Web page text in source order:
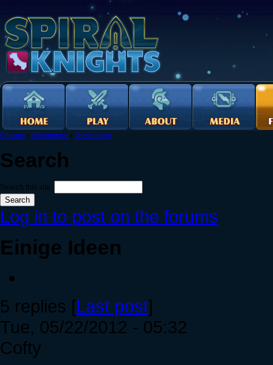
Forums › Allgemeine › Vorschläge
Search
Search this site:
Log in to post on the forums
Einige Ideen
5 replies [Last post]
Tue, 05/22/2012 - 05:32
Cofty